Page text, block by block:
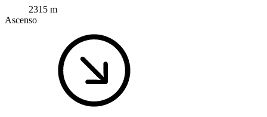
2315 m
Ascenso